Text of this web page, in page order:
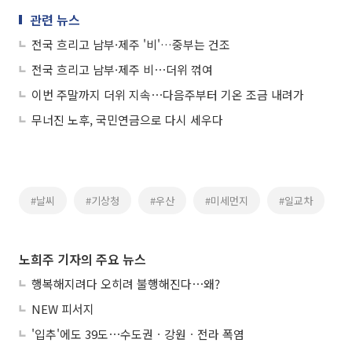
관련 뉴스
전국 흐리고 남부·제주 '비'…중부는 건조
전국 흐리고 남부·제주 비⋯더위 꺾여
이번 주말까지 더위 지속⋯다음주부터 기온 조금 내려가
무너진 노후, 국민연금으로 다시 세우다
#날씨 #기상청 #우산 #미세먼지 #일교차
노희주 기자의 주요 뉴스
행복해지려다 오히려 불행해진다⋯왜?
NEW 피서지
'입추'에도 39도⋯수도권ㆍ강원ㆍ전라 폭염